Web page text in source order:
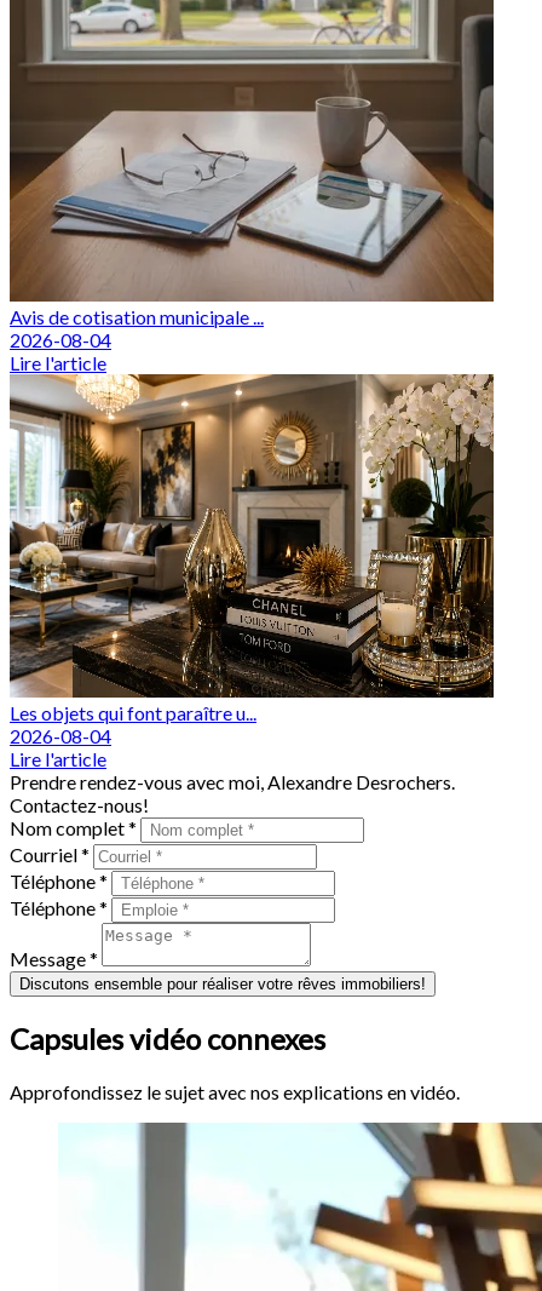
Avis de cotisation municipale ...
2026-08-04
Lire l'article
Les objets qui font paraître u...
2026-08-04
Lire l'article
Prendre rendez-vous avec moi, Alexandre Desrochers.
Contactez-nous!
Nom complet *
Courriel *
Téléphone *
Téléphone *
Message *
Discutons ensemble pour réaliser votre rêves immobiliers!
Capsules vidéo connexes
Approfondissez le sujet avec nos explications en vidéo.